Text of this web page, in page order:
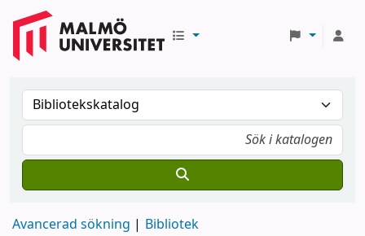
Avancerad sökning Bibliotek